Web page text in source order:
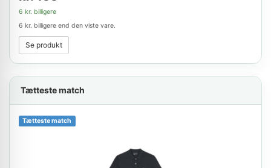
6 kr. billigere
6 kr. billigere end den viste vare.
Se produkt
Tætteste match
Tætteste match